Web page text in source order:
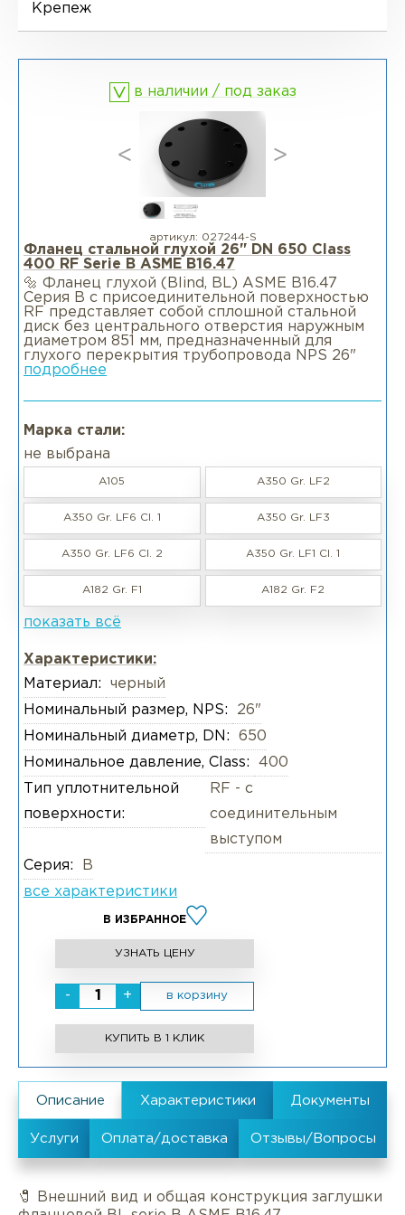
Отводы MSS SP-75
Переходы DIN 2616-2
Втулки
Крепеж
в наличии / под заказ
артикул: 027244-S
Фланец стальной глухой 26" DN 650 Class
400 RF Serie B ASME B16.47
🔩 Фланец глухой (Blind, BL) ASME B16.47
Серия B c присоединительной поверхностью
RF представляет собой сплошной стальной
диск без центрального отверстия наружным
диаметром 851 мм, предназначенный для
глухого перекрытия трубопровода NPS 26"
подробнее
Марка стали:
не выбрана
A105 A350 Gr. LF2
A350 Gr. LF6 CI. 1 A350 Gr. LF3
A350 Gr. LF6 Cl. 2 A350 Gr. LF1 Cl. 1
A182 Gr. F1 A182 Gr. F2
показать всё
Характеристики:
Материал:
черный
Номинальный размер, NPS:
26"
Номинальный диаметр, DN:
650
Номинальное давление, Class:
400
Тип уплотнительной
поверхности:
RF - с
соединительным
выступом
Серия:
B
все характеристики
В ИЗБРАННОЕ
УЗНАТЬ ЦЕНУ
- + в корзину
КУПИТЬ В 1 КЛИК
🧷 Внешний вид и общая конструкция заглушки